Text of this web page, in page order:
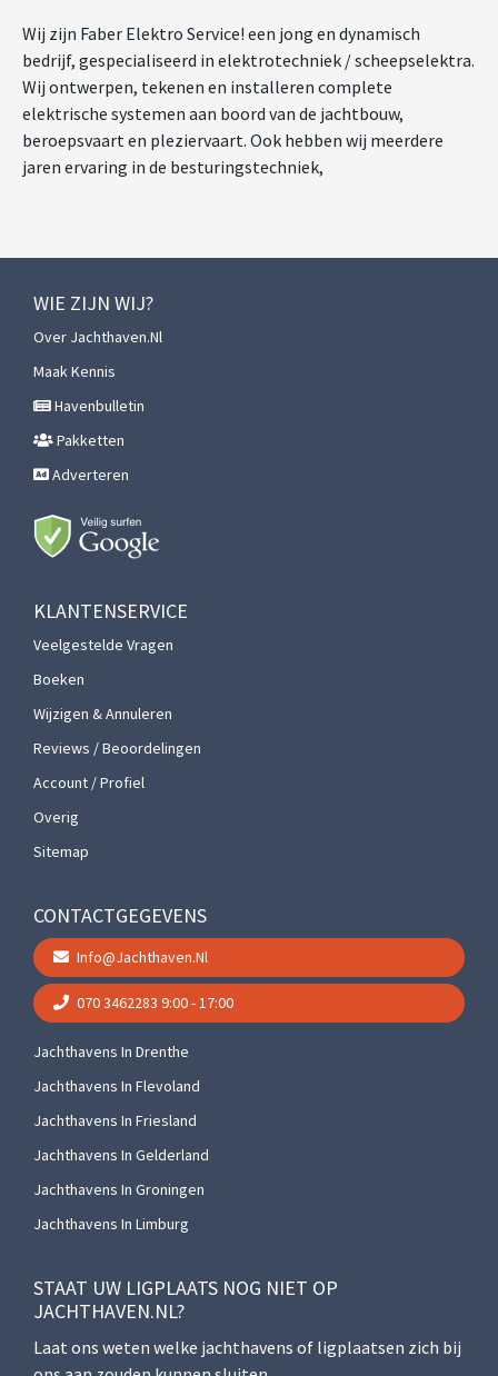
Wij zijn Faber Elektro Service! een jong en dynamisch
bedrijf, gespecialiseerd in elektrotechniek / scheepselektra.
Wij ontwerpen, tekenen en installeren complete
elektrische systemen aan boord van de jachtbouw,
beroepsvaart en pleziervaart. Ook hebben wij meerdere
jaren ervaring in de besturingstechniek,
WIE ZIJN WIJ?
Over Jachthaven.nl
Maak Kennis
Havenbulletin
Pakketten
Adverteren
KLANTENSERVICE
Veelgestelde Vragen
Boeken
Wijzigen & Annuleren
Reviews / Beoordelingen
Account / Profiel
Overig
Sitemap
CONTACTGEGEVENS
Info@jachthaven.nl
070 3462283 9:00 - 17:00
Jachthavens In Drenthe
Jachthavens In Flevoland
Jachthavens In Friesland
Jachthavens In Gelderland
Jachthavens In Groningen
Jachthavens In Limburg
STAAT UW LIGPLAATS NOG NIET OP
JACHTHAVEN.NL?
Laat ons weten welke jachthavens of ligplaatsen zich bij